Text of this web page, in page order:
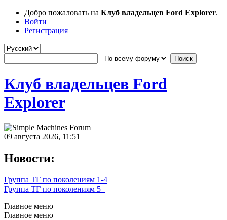
Добро пожаловать на Клуб владельцев Ford Explorer.
Войти
Регистрация
Клуб владельцев Ford
Explorer
09 августа 2026, 11:51
Новости:
Группа ТГ по поколениям 1-4
Группа ТГ по поколениям 5+
Главное меню
Главное меню